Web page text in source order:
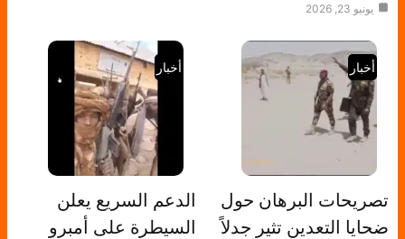
يونيو 23, 2026
أخبار
تصريحات البرهان حول
ضحايا التعدين تثير جدلاً
أخبار
الدعم السريع يعلن
السيطرة على أمبرو